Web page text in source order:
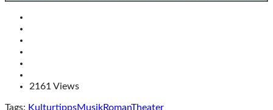
2161 Views
Tags: KulturtippsMusikRomanTheater